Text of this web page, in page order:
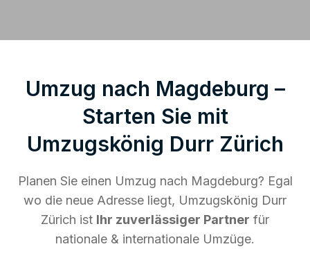
Umzug nach Magdeburg –
Starten Sie mit
Umzugskönig Durr Zürich
Planen Sie einen Umzug nach Magdeburg? Egal
wo die neue Adresse liegt, Umzugskönig Durr
Zürich ist Ihr zuverlässiger Partner für
nationale & internationale Umzüge.